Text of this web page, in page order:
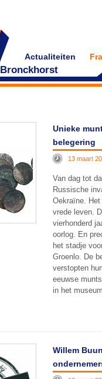
Bronckhorst
Actualiteiten
Unieke
belegering
13 maart
Van dag tot
Russische
Oekraïne.
vrede leven.
vierhonderd
oorlog. En
het stadje
Groenlo. De
verstopten
eeuwse
in het
Willem